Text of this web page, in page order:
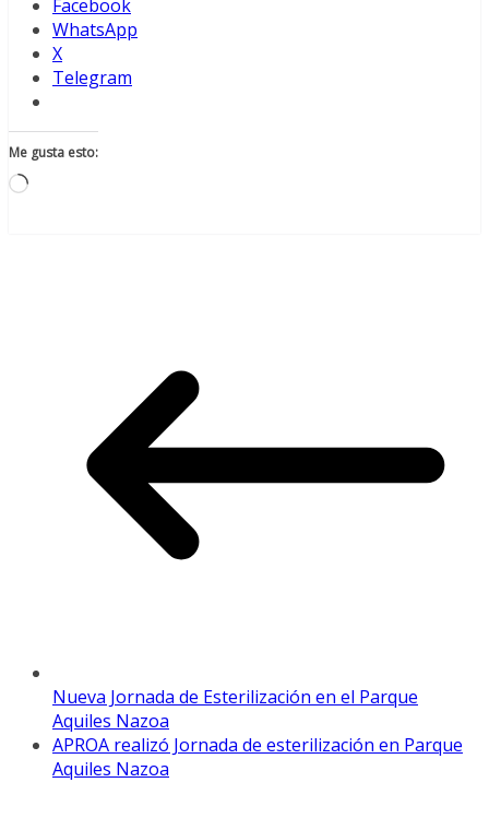
Facebook
WhatsApp
X
Telegram
Me gusta esto:
Cargando...
Nueva Jornada de Esterilización en el Parque
Aquiles Nazoa
APROA realizó Jornada de esterilización en Parque
Aquiles Nazoa